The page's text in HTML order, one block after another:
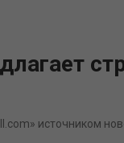
источником